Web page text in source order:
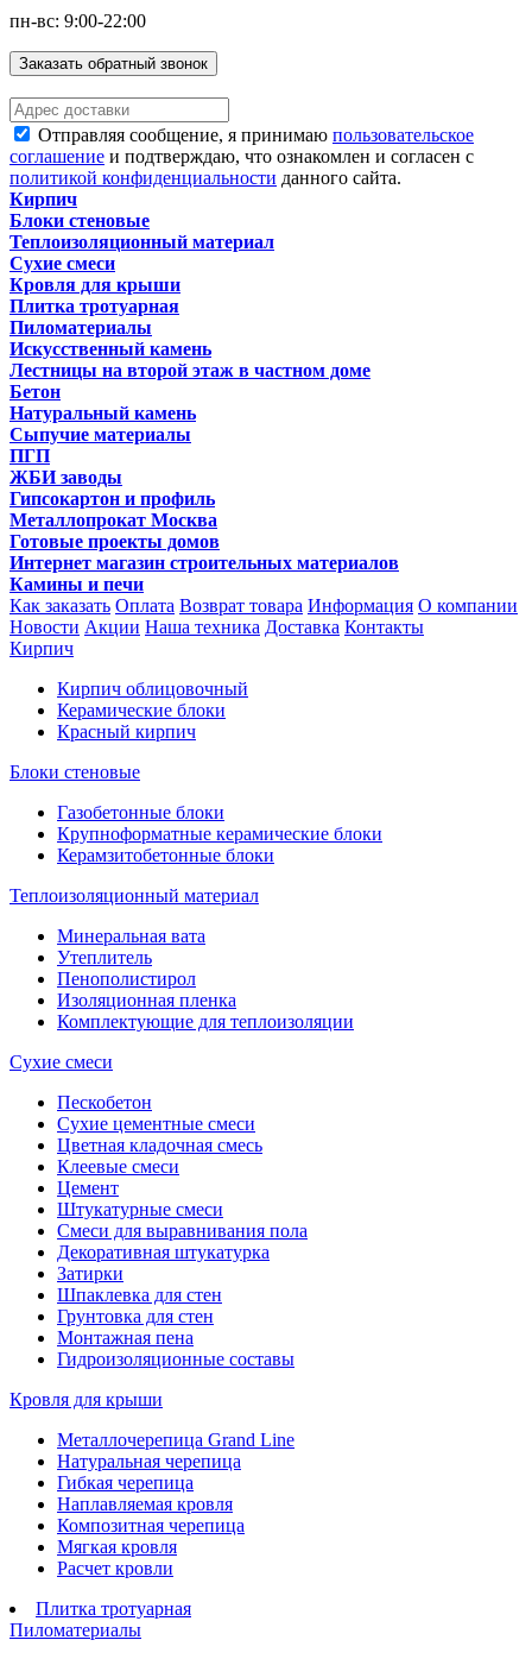
пн-вс: 9:00-22:00
Заказать обратный звонок
Отправляя сообщение, я принимаю пользовательское
соглашение и подтверждаю, что ознакомлен и согласен с
политикой конфиденциальности данного сайта.
Кирпич
Блоки стеновые
Теплоизоляционный материал
Сухие смеси
Кровля для крыши
Плитка тротуарная
Пиломатериалы
Искусственный камень
Лестницы на второй этаж в частном доме
Бетон
Натуральный камень
Сыпучие материалы
ПГП
ЖБИ заводы
Гипсокартон и профиль
Металлопрокат Москва
Готовые проекты домов
Интернет магазин строительных материалов
Камины и печи
Как заказать Оплата Возврат товара Информация О компании
Новости Акции Наша техника Доставка Контакты
Кирпич
Кирпич облицовочный
Керамические блоки
Красный кирпич
Блоки стеновые
Газобетонные блоки
Крупноформатные керамические блоки
Керамзитобетонные блоки
Теплоизоляционный материал
Минеральная вата
Утеплитель
Пенополистирол
Изоляционная пленка
Комплектующие для теплоизоляции
Сухие смеси
Пескобетон
Сухие цементные смеси
Цветная кладочная смесь
Клеевые смеси
Цемент
Штукатурные смеси
Смеси для выравнивания пола
Декоративная штукатурка
Затирки
Шпаклевка для стен
Грунтовка для стен
Монтажная пена
Гидроизоляционные составы
Кровля для крыши
Металлочерепица Grand Line
Натуральная черепица
Гибкая черепица
Наплавляемая кровля
Композитная черепица
Мягкая кровля
Расчет кровли
Плитка тротуарная
Пиломатериалы